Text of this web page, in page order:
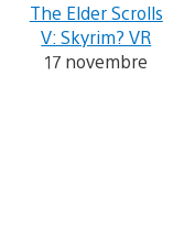
The Elder Scrolls
V: Skyrim? VR
17 novembre